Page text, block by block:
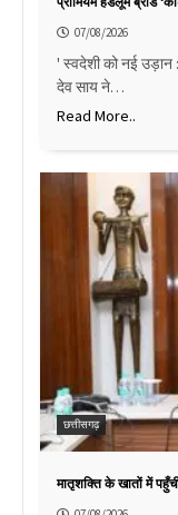
07/08/2026
' स्वदेशी को नई उड़ान
देव साय ने…
Read More..
छत्तीसगढ़
मातृशक्ति के खातों में